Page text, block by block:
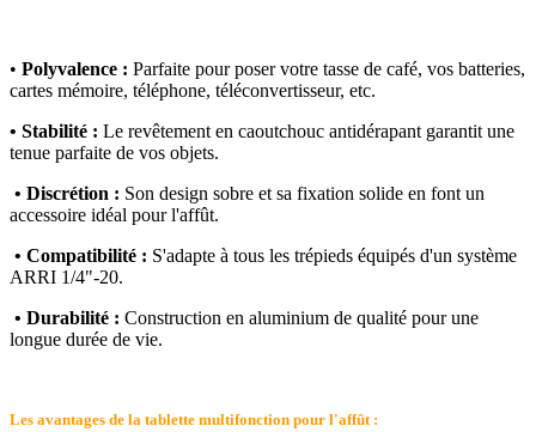
• Polyvalence : Parfaite pour poser votre tasse de café, vos batteries,
cartes mémoire, téléphone, téléconvertisseur, etc.
• Stabilité : Le revêtement en caoutchouc antidérapant garantit une
tenue parfaite de vos objets.
• Discrétion : Son design sobre et sa fixation solide en font un
accessoire idéal pour l'affût.
• Compatibilité : S'adapte à tous les trépieds équipés d'un système
ARRI 1/4"-20.
• Durabilité : Construction en aluminium de qualité pour une
longue durée de vie.
Les avantages de la tablette multifonction pour l'affût :